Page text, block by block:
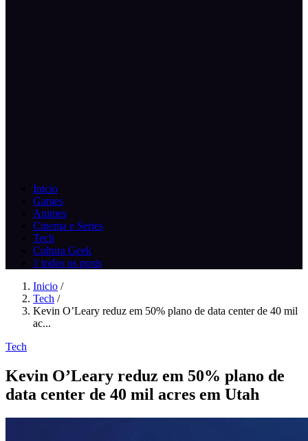
Inicio
Games
Animes
Cinema e Series
Tech
Cultura Geek
// todos os posts
Inicio /
Tech /
Kevin O’Leary reduz em 50% plano de data center de 40 mil
ac...
Tech
Kevin O’Leary reduz em 50% plano de
data center de 40 mil acres em Utah